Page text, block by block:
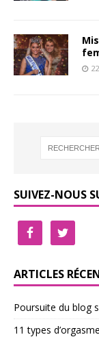
SUIVEZ-NOUS
ARTICLES
Poursuite du blog
11 types